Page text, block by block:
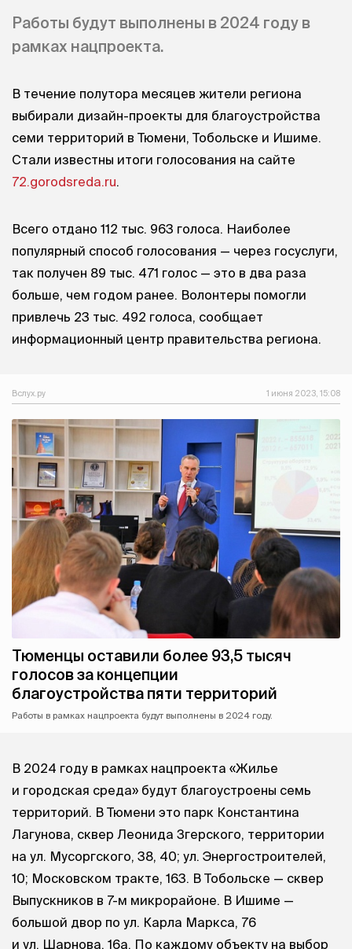
Работы будут выполнены в 2024 году в
рамках нацпроекта.
В течение полутора месяцев жители региона
выбирали дизайн-проекты для благоустройства
семи территорий в Тюмени, Тобольске и Ишиме.
Стали известны итоги голосования на сайте
72.gorodsreda.ru.
Всего отдано 112 тыс. 963 голоса. Наиболее
популярный способ голосования — через госуслуги,
так получен 89 тыс. 471 голос — это в два раза
больше, чем годом ранее. Волонтеры помогли
привлечь 23 тыс. 492 голоса, сообщает
информационный центр правительства региона.
Вслух.ру 1 июня 2023, 15:08
Тюменцы оставили более 93,5 тысяч
голосов за концепции
благоустройства пяти территорий
Работы в рамках нацпроекта будут выполнены в 2024 году.
В 2024 году в рамках нацпроекта «Жилье
и городская среда» будут благоустроены семь
территорий. В Тюмени это парк Константина
Лагунова, сквер Леонида Згерского, территории
на ул. Мусоргского, 38, 40; ул. Энергостроителей,
10; Московском тракте, 163. В Тобольске — сквер
Выпускников в 7-м микрорайоне. В Ишиме —
большой двор по ул. Карла Маркса, 76
и ул. Шарнова, 16а. По каждому объекту на выбор